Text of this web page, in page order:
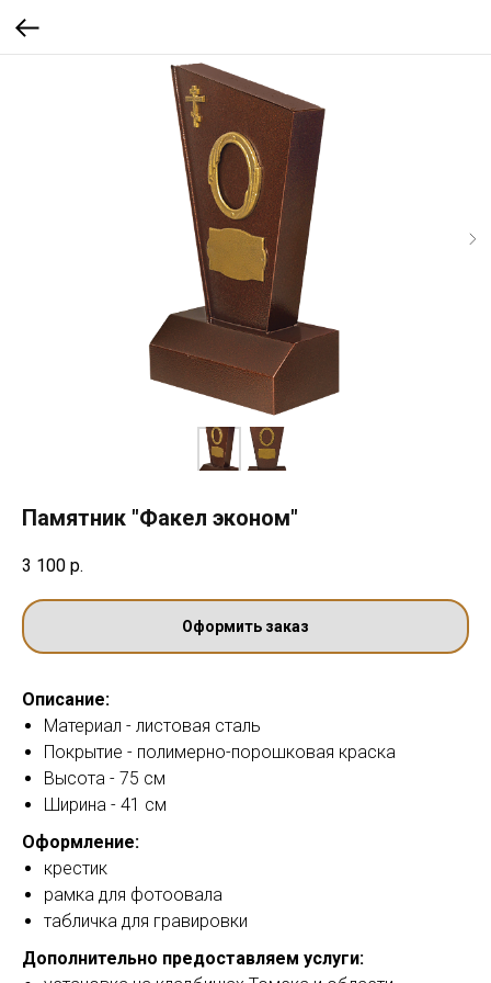
Памятник "Факел эконом"
3 100 р.
Оформить заказ
Описание:
Материал - листовая сталь
Покрытие - полимерно-порошковая краска
Высота - 75 см
Ширина - 41 см
Оформление:
крестик
рамка для фотоовала
табличка для гравировки
Дополнительно предоставляем услуги: